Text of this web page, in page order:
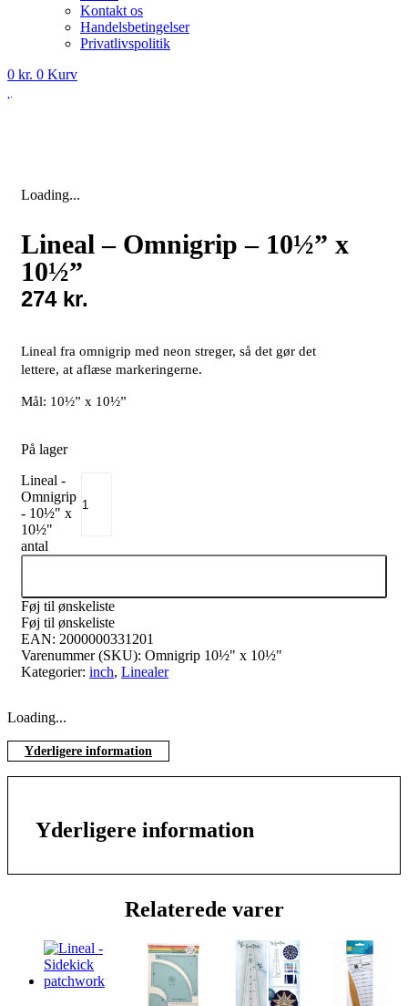
Kontakt os
Handelsbetingelser
Privatlivspolitik
0 kr. 0 Kurv
Loading...
Lineal – Omnigrip – 10½” x
10½”
274 kr.
Lineal fra omnigrip med neon streger, så det gør det
lettere, at aflæse markeringerne.
Mål: 10½” x 10½”
På lager
Lineal -
Omnigrip
- 10½" x
10½"
antal
Føj til ønskeliste
Føj til ønskeliste
EAN: 2000000331201
Varenummer (SKU): Omnigrip 10½" x 10½"
Kategorier: inch, Linealer
Loading...
Yderligere information
Yderligere information
Relaterede varer